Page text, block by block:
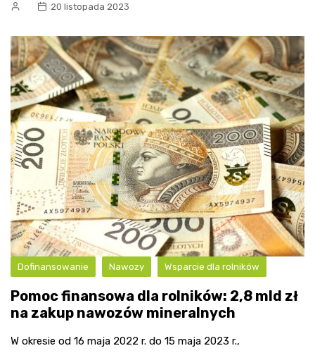
20 listopada 2023
Dofinansowanie Nawozy Wsparcie dla rolników
Pomoc finansowa dla rolników: 2,8 mld zł
na zakup nawozów mineralnych
W okresie od 16 maja 2022 r. do 15 maja 2023 r.,